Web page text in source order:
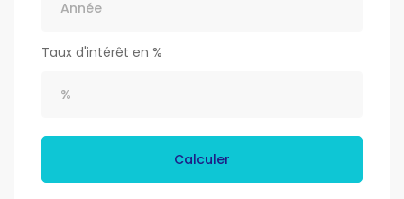
Taux d'intérêt en %
Calculer